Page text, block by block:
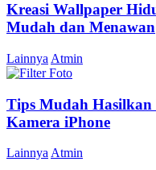
Kreasi Wallpaper
Mudah dan Menawan
Lainnya Atmin
Tips Mudah Hasilkan
Kamera iPhone
Lainnya Atmin